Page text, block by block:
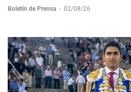
Boletín de Prensa - 02/08/26